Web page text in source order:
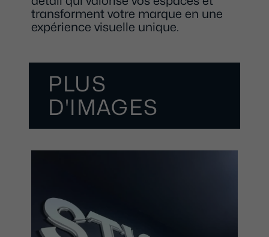
transforment votre marque en une
expérience visuelle unique.
PLUS
D'IMAGES